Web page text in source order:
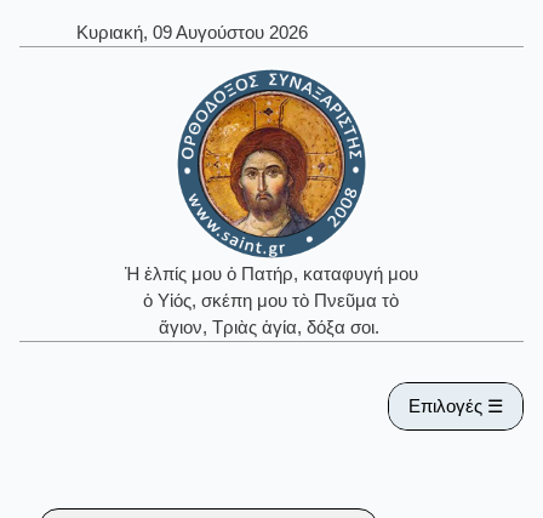
Κυριακή, 09 Αυγούστου 2026
Ἡ ἐλπίς μου ὁ Πατήρ, καταφυγή μου
ὁ Υἱός, σκέπη μου τὸ Πνεῦμα τὸ
ἅγιον, Τριὰς ἁγία, δόξα σοι.
Επιλογές ☰